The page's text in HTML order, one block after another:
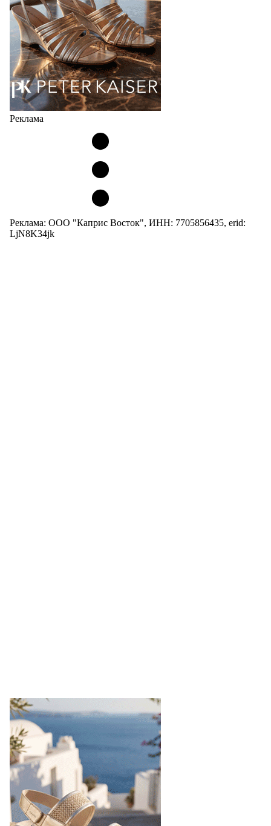
04.08.2026 543
Реклама
Реклама: ООО "Каприс Восток", ИНН: 7705856435, erid:
LjN8K34jk